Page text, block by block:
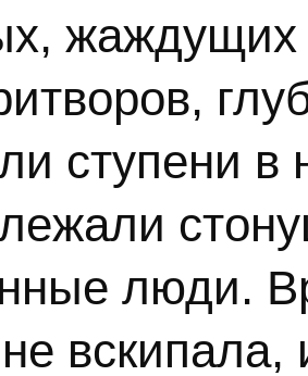
ступени в
люди.
вскипала,